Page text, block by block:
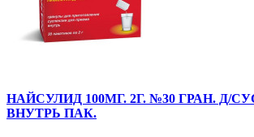
НАЙСУЛИД 100МГ. 2Г. №30 ГРАН. Д/
ВНУТРЬ ПАК.